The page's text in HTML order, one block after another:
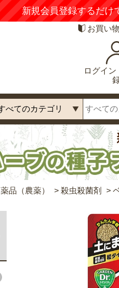
新規会員登録するだけ
お買い
ログイン
薬品（農薬） > 殺虫殺菌剤 >